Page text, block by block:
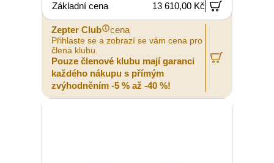
Základní cena
13 610,00 Kč
Zepter Club cena
Přihlaste se a zobrazí se vám cena pro
člena klubu.
Pouze členové klubu mají garanci
každého nákupu s přímým
zvýhodněním -5 % až -40 %!